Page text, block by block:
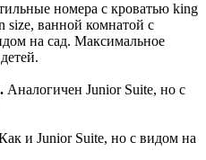
номера с кроватью king
size, ванной комнатой с
на сад. Максимальное
Аналогичен Junior Suite, но с
и Junior Suite, но с видом на